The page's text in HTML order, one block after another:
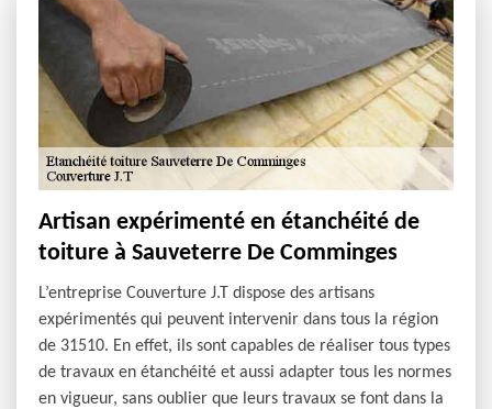
Artisan expérimenté en étanchéité de
toiture à Sauveterre De Comminges
L’entreprise Couverture J.T dispose des artisans
expérimentés qui peuvent intervenir dans tous la région
de 31510. En effet, ils sont capables de réaliser tous types
de travaux en étanchéité et aussi adapter tous les normes
en vigueur, sans oublier que leurs travaux se font dans la